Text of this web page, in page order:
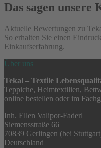
Das sagen unsere
Aktuelle Bewertungen zu
So erhalten Sie einen
Einkaufserfahrung.
Über uns
Tekal – Textile
Teppiche, Heimtextilien,
online bestellen oder im
Inh. Ellen Valipor-Faderl
Siemensstraße 66
70839 Gerlingen (bei
Deutschland